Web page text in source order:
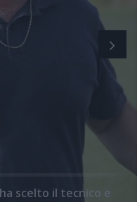
scelto il tecnico e